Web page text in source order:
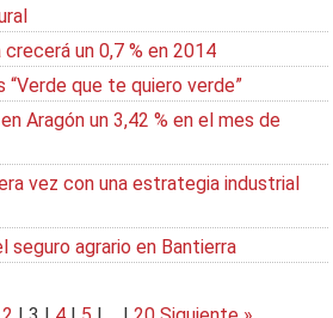
un 0,7 % en 2014
“Verde que te quiero verde”
Aragón un 3,42 % en el mes de
vez con una estrategia industrial
agrario en Bantierra